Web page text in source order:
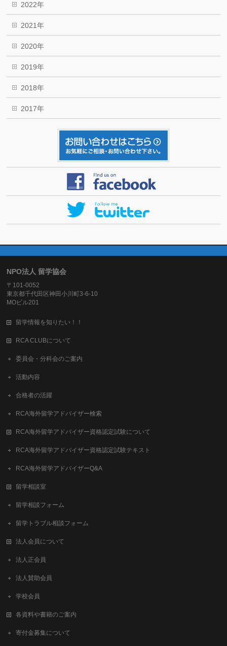
2022年
2021年
2020年
2019年
2018年
2017年
NPO法人 留学協会
〒101-0052
東京都千代田区神田小川町3-6-10
MOビル201
留学情報を知りたい！！
RCA CLUBについて
委員会・分科会のご案内
活動内容
合格者の活躍
RCA海外留学アドバイザー検索
RCA海外留学アドバイザー資格認定試験について
RCA海外留学アドバイザー資格認定試験テキスト
RCA海外留学アドバイザーQ&A
留学相談室
留学相談フォーム
留学トラブル相談フォーム
法人会員について
法人正会員
法人賛助会員
学校会員
各資料や書籍のご案内
寄付金募集について